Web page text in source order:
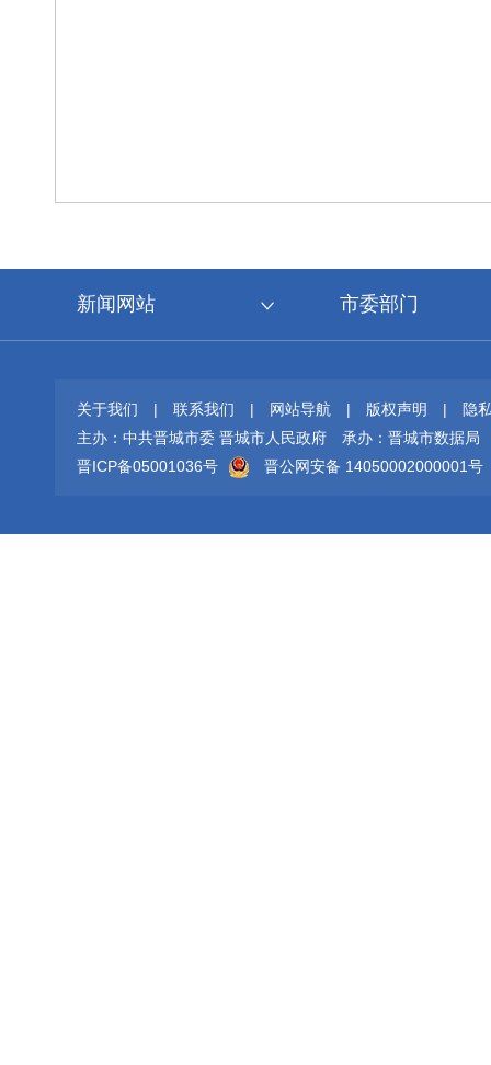
新闻网站 市委部门
关于我们 | 联系我们 | 网站导航 | 版权声明 |
隐
主办：中共晋城市委 晋城市人民政府
承办：晋城市数据局
晋ICP备05001036号
晋公网安备 14050002000001号